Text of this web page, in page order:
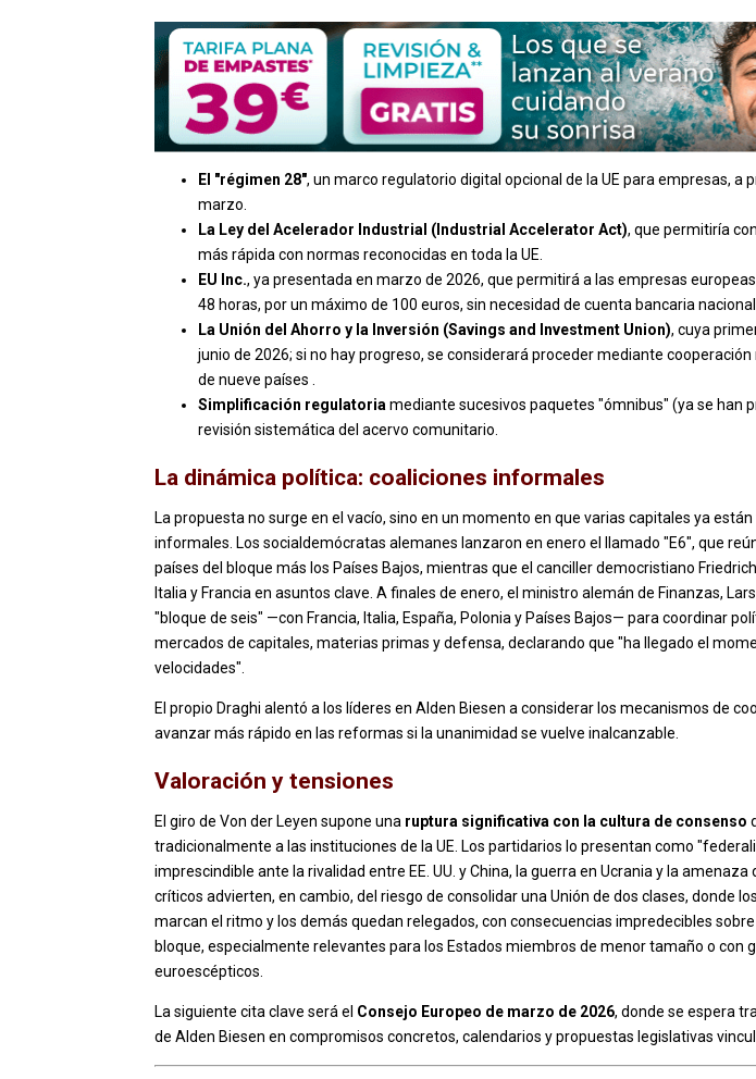
El "régimen 28", un marco regulatorio digital opcional de la UE para empresas, a
marzo.
La Ley del Acelerador Industrial (Industrial Accelerator Act), que permitiría
más rápida con normas reconocidas en toda la UE.
EU Inc., ya presentada en marzo de 2026, que permitirá a las empresas
48 horas, por un máximo de 100 euros, sin necesidad de cuenta bancaria nacional .
La Unión del Ahorro y la Inversión (Savings and Investment Union), cuya
junio de 2026; si no hay progreso, se considerará proceder mediante
de nueve países .
Simplificación regulatoria mediante sucesivos paquetes "ómnibus" (ya se han
revisión sistemática del acervo comunitario.
La dinámica política: coaliciones informales
La propuesta no surge en el vacío, sino en un momento en que varias capitales ya
informales. Los socialdemócratas alemanes lanzaron en enero el llamado "E6", que
países del bloque más los Países Bajos, mientras que el canciller democristiano
Italia y Francia en asuntos clave. A finales de enero, el ministro alemán de Finanzas,
"bloque de seis" —con Francia, Italia, España, Polonia y Países Bajos— para coordinar
mercados de capitales, materias primas y defensa, declarando que "ha llegado el
velocidades".
El propio Draghi alentó a los líderes en Alden Biesen a considerar los mecanismos de
avanzar más rápido en las reformas si la unanimidad se vuelve inalcanzable.
Valoración y tensiones
El giro de Von der Leyen supone una ruptura significativa con la cultura de consenso
tradicionalmente a las instituciones de la UE. Los partidarios lo presentan como
imprescindible ante la rivalidad entre EE. UU. y China, la guerra en Ucrania y la
críticos advierten, en cambio, del riesgo de consolidar una Unión de dos clases, donde
marcan el ritmo y los demás quedan relegados, con consecuencias impredecibles
bloque, especialmente relevantes para los Estados miembros de menor tamaño o con
euroescépticos.
La siguiente cita clave será el Consejo Europeo de marzo de 2026, donde se espera
de Alden Biesen en compromisos concretos, calendarios y propuestas legislativas